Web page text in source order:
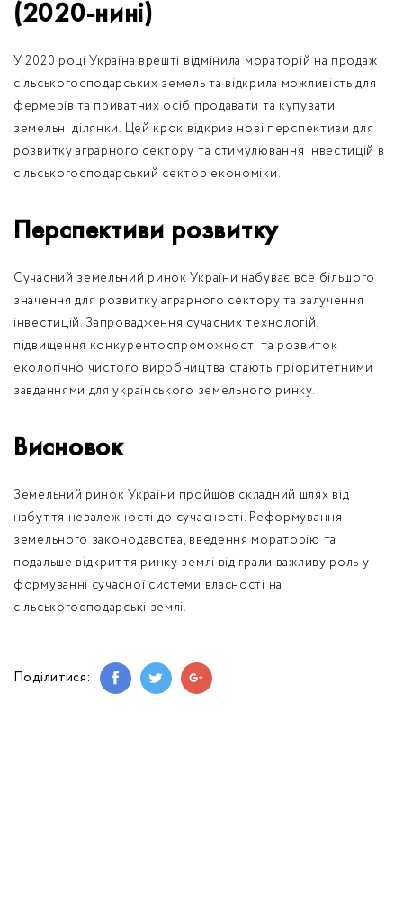
Поділитися:
(2020-нині)
У 2020 році Україна врешті відмінила мораторій на продаж
сільськогосподарських земель та відкрила можливість для
фермерів та приватних осіб продавати та купувати
земельні ділянки. Цей крок відкрив нові перспективи для
розвитку аграрного сектору та стимулювання інвестицій в
сільськогосподарський сектор економіки.
Перспективи розвитку
Сучасний земельний ринок України набуває все більшого
значення для розвитку аграрного сектору та залучення
інвестицій. Запровадження сучасних технологій,
підвищення конкурентоспроможності та розвиток
екологічно чистого виробництва стають пріоритетними
завданнями для українського земельного ринку.
Висновок
Земельний ринок України пройшов складний шлях від
набуття незалежності до сучасності. Реформування
земельного законодавства, введення мораторію та
подальше відкриття ринку землі відіграли важливу роль у
формуванні сучасної системи власності на
сільськогосподарські землі.